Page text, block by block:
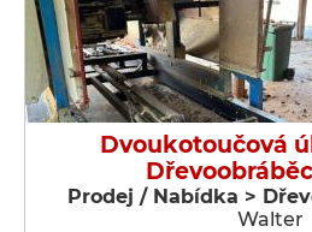
Dvoukotoučová
Prodej / Nabídka >
Walter